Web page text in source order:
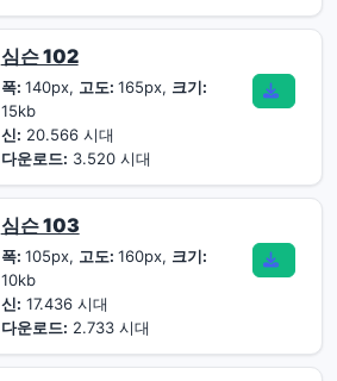
심슨 102
폭: 140px, 고도: 165px, 크기:
15kb
신: 20.566 시대
다운로드: 3.520 시대
심슨 103
폭: 105px, 고도: 160px, 크기:
10kb
신: 17.436 시대
다운로드: 2.733 시대